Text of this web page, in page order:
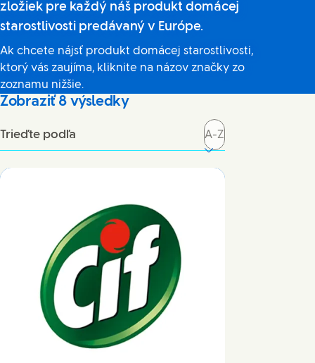
zložiek pre každý náš produkt domácej
starostlivosti predávaný v Európe.
Ak chcete nájsť produkt domácej starostlivosti,
ktorý vás zaujíma, kliknite na názov značky zo
zoznamu nižšie.
Zobraziť 8 výsledky
Trieďte podľa